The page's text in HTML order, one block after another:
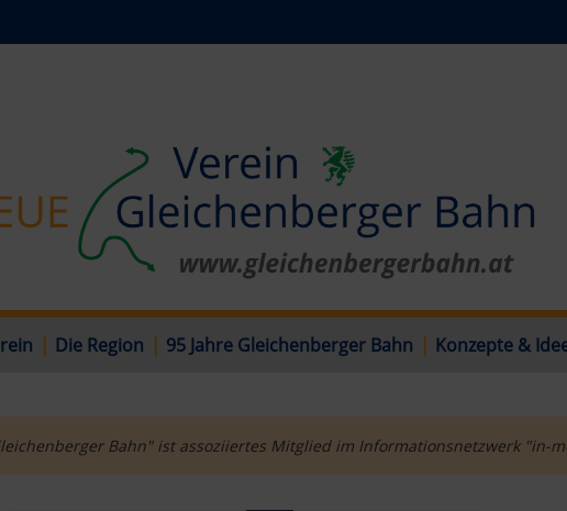
| Die Region | 95 Jahre Gleichenberger Bahn | Konzepte &
Bahn" ist assoziiertes Mitglied im Informationsnetzwerk "in-